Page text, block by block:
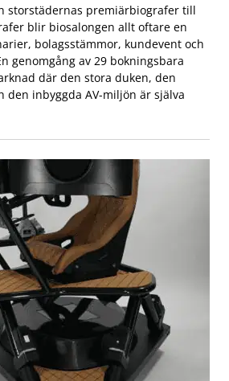
storstädernas premiärbiografer till
blir biosalongen allt oftare en
bolagsstämmor, kundevent och
genomgång av 29 bokningsbara
där den stora duken, den
den inbyggda AV-miljön är själva